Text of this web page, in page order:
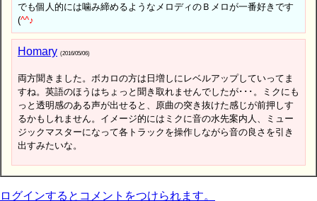
でも個人的には噛み締めるようなメロディのＢメロが一番好きです
(^^♪
Homary (2016/05/06)
両方聞きました。ボカロの方は日増しにレベルアップしていってま
すね。英語のほうはちょっと聞き取れませんでしたが･･･。ミクにも
っと透明感のある声が出せると、原曲の突き抜けた感じが前押しす
るかもしれません。イメージ的にはミクに音の水先案内人、ミュー
ジックマスターになって各トラックを操作しながら音の良さを引き
出すみたいな。
ログインするとコメントをつけられます。